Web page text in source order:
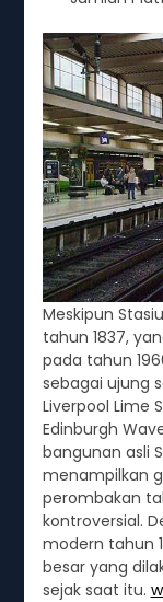
Meskipun
tahun 1837,
pada tahun
sebagai ujung
Liverpool Lime
Edinburgh
bangunan asli
menampilkan
perombakan
kontroversial.
modern tahun
besar yang
sejak saat itu.